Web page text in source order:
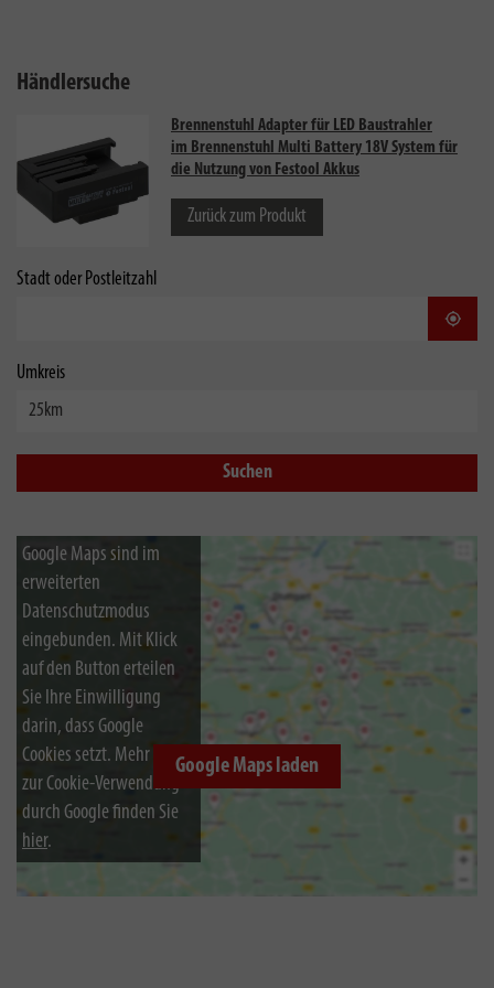
Händlersuche
Brennenstuhl Adapter für LED Baustrahler
im Brennenstuhl Multi Battery 18V System für
die Nutzung von Festool Akkus
Zurück zum Produkt
Stadt oder Postleitzahl
Umkreis
Suchen
Google Maps sind im
erweiterten
Datenschutzmodus
eingebunden. Mit Klick
auf den Button erteilen
Sie Ihre Einwilligung
darin, dass Google
Cookies setzt. Mehr Infos
zur Cookie-Verwendung
durch Google finden Sie
hier.
Google Maps laden